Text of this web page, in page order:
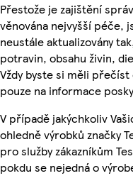
Přestože je zajištění
věnována nejvyšší péče,
neustále aktualizovány
potravin, obsahu živin,
Vždy byste si měli
pouze na informace
V případě jakýchkoliv
ohledně výrobků značky
pro služby zákazníkům
pokdu se nejedná o